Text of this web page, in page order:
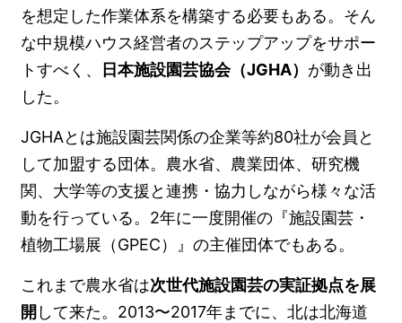
を想定した作業体系を構築する必要もある。そん
な中規模ハウス経営者のステップアップをサポー
トすべく、
日本施設園芸協会（JGHA） が動き出
した。
JGHAとは施設園芸関係の企業等約80社が会員と
して加盟する団体。農水省、農業団体、研究機
関、大学等の支援と連携・協力しながら様々な活
動を行っている。2年に一度開催の『施設園芸・
植物工場展（GPEC）』の主催団体でもある。
これまで農水省は次世代施設園芸の実証拠点を展
開 して来た。2013〜2017年までに、北は北海道